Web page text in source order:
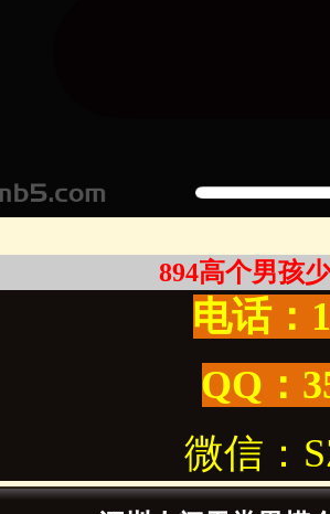
894高个男孩
电话：
QQ：
微信：